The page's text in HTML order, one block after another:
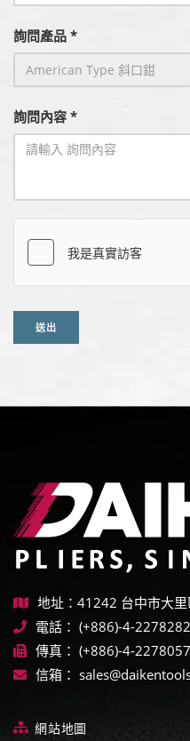
詢問產品 *
詢問內容 *
送出
地址：41242 台中市大
電話： (+886)-4-
傳真： (+886)-4-
信箱：
網站地圖